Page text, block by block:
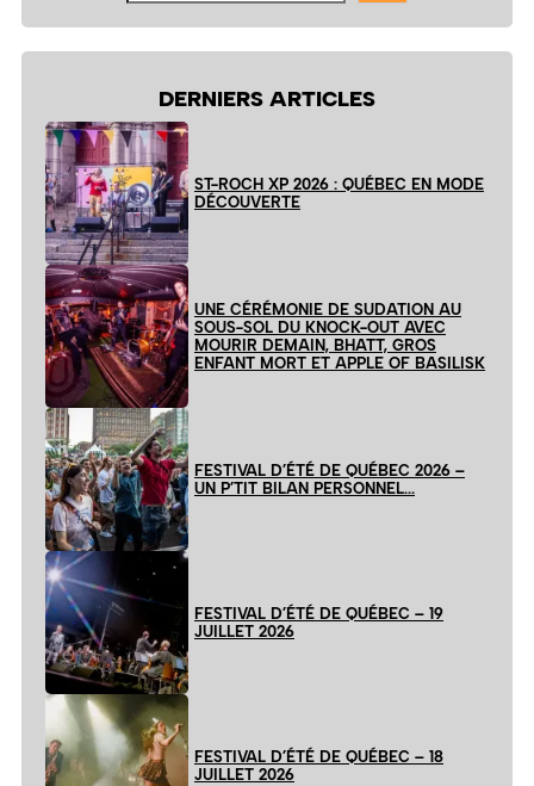
DERNIERS ARTICLES
ST-ROCH XP 2026 : QUÉBEC EN MODE
DÉCOUVERTE
UNE CÉRÉMONIE DE SUDATION AU
SOUS-SOL DU KNOCK-OUT AVEC
MOURIR DEMAIN, BHATT, GROS
ENFANT MORT ET APPLE OF BASILISK
FESTIVAL D’ÉTÉ DE QUÉBEC 2026 –
UN P’TIT BILAN PERSONNEL…
FESTIVAL D’ÉTÉ DE QUÉBEC – 19
JUILLET 2026
FESTIVAL D’ÉTÉ DE QUÉBEC – 18
JUILLET 2026